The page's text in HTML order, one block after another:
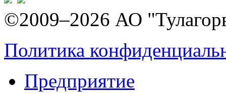
©2009–2026 АО
Политика
Предприятие